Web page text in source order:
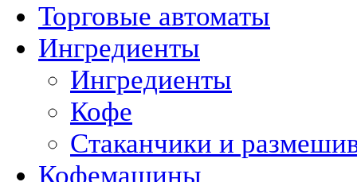
Торговые автоматы
Ингредиенты
Ингредиенты
Кофе
Стаканчики и
Кофемашины